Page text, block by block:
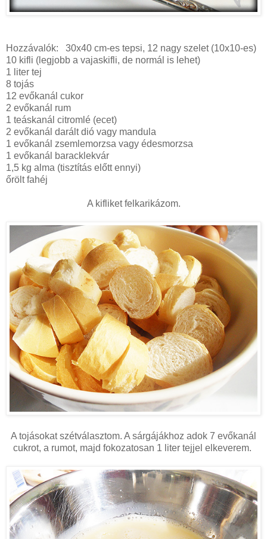
Hozzávalók: 30x40 cm-es tepsi, 12 nagy szelet (10x10-es)
10 kifli (legjobb a vajaskifli, de normál is lehet)
1 liter tej
8 tojás
12 evőkanál cukor
2 evőkanál rum
1 teáskanál citromlé (ecet)
2 evőkanál darált dió vagy mandula
1 evőkanál zsemlemorzsa vagy édesmorzsa
1 evőkanál baracklekvár
1,5 kg alma (tisztítás előtt ennyi)
őrölt fahéj
A kifliket felkarikázom.
A tojásokat szétválasztom. A sárgájákhoz adok 7 evőkanál
cukrot, a rumot, majd fokozatosan 1 liter tejjel elkeverem.